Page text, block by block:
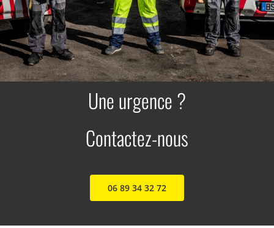
Recrutement
Contact
Une urgence ?
Contactez-nous
06 89 34 32 72